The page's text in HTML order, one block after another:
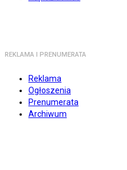
REKLAMA I PRENUMERATA
Reklama
Ogłoszenia
Prenumerata
Archiwum